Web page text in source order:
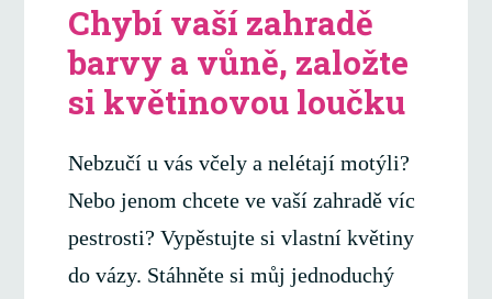
Chybí vaší zahradě
barvy a vůně, založte
si květinovou loučku
Nebzučí u vás včely a nelétají motýli?
Nebo jenom chcete ve vaší zahradě víc
pestrosti? Vypěstujte si vlastní květiny
do vázy. Stáhněte si můj jednoduchý